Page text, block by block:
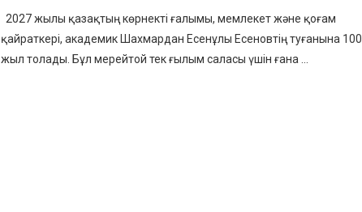
2027 жылы қазақтың көрнекті ғалымы, мемлекет және қоғам
қайраткері, академик Шахмардан Есенұлы Есеновтің туғанына 100
жыл толады. Бұл мерейтой тек ғылым саласы үшін ғана ...